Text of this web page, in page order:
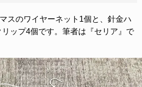
スのワイヤーネット1個と、針金ハ
ップ4個です。筆者は『セリア』で